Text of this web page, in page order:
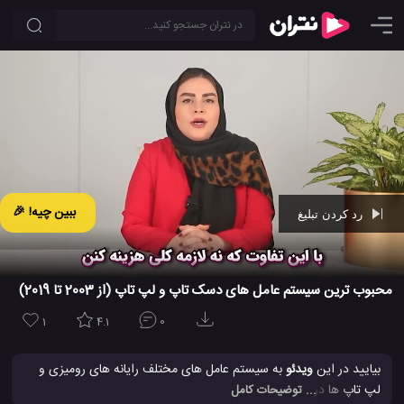
ببین چیه! 🎉
Ad -01:28
محبوب ترین سیستم عامل های دسک تاپ و لپ تاپ (از 2003 تا 2019)
1 4.1 0
بیایید در اینویدئوبه سیستم عامل های مختلف رایانه های رومیزی و
لپ تاپ ها در طی سالهای گذشته نگاهی بیاندازیم و ببینیم که این
... توضیحات کامل